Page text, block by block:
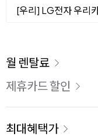
[우리] LG전자 우리
이용 요금
월 렌탈료
제휴카드 할인
최대혜택가